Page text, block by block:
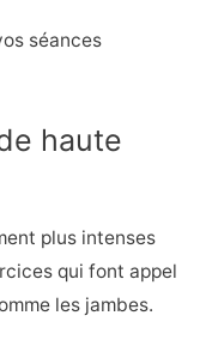
séances
haute
plus intenses
qui font appel
les jambes.